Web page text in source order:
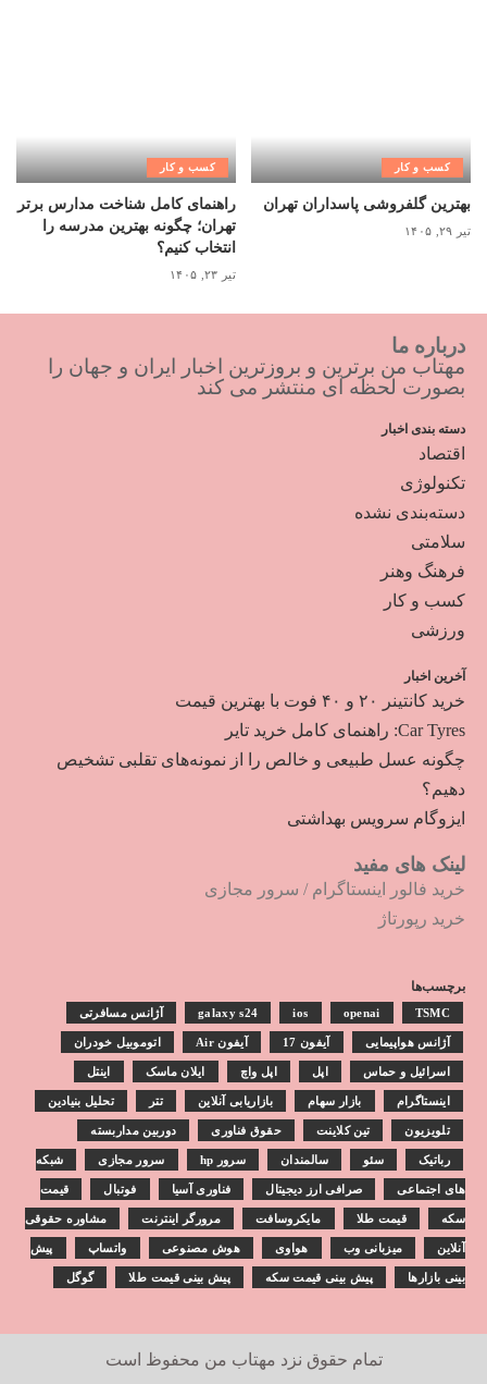
کسب و کار
بهترین گلفروشی پاسداران تهران
تیر ۲۹, ۱۴۰۵
کسب و کار
راهنمای کامل شناخت مدارس برتر
تهران؛ چگونه بهترین مدرسه را
انتخاب کنیم؟
تیر ۲۳, ۱۴۰۵
درباره ما
مهتاب من برترین و بروزترین اخبار ایران و جهان را
بصورت لحظه ای منتشر می کند
دسته بندی اخبار
اقتصاد
تکنولوژی
دسته‌بندی نشده
سلامتی
فرهنگ وهنر
کسب و کار
ورزشی
آخرین اخبار
خرید کانتینر ۲۰ و ۴۰ فوت با بهترین قیمت
Car Tyres: راهنمای کامل خرید تایر
چگونه عسل طبیعی و خالص را از نمونه‌های تقلبی تشخیص
دهیم؟
ایزوگام سرویس بهداشتی
لینک های مفید
خرید فالور اینستاگرام / سرور مجازی
خرید رپورتاژ
برچسب‌ها
galaxy s24 ios openai TSMC آژانس مسافرتی
آژانس هواپیمایی آیفون 17 آیفون Air اتوموبیل خودران
اسرائیل و حماس اپل اپل واچ ایلان ماسک اینتل
اینستاگرام بازار سهام بازاریابی آنلاین تتر تحلیل بنیادین
تلویزیون تین کلاینت حقوق فناوری دوربین مداربسته
رباتیک سئو سالمندان سرور hp سرور مجازی شبکه
های اجتماعی صرافی ارز دیجیتال فناوری آسیا فوتبال قیمت
سکه قیمت طلا مایکروسافت مرورگر اینترنت مشاوره حقوقی
آنلاین میزبانی وب هواوی هوش مصنوعی واتساپ پیش
بینی بازارها پیش بینی قیمت سکه پیش بینی قیمت طلا گوگل
تمام حقوق نزد مهتاب من محفوظ است